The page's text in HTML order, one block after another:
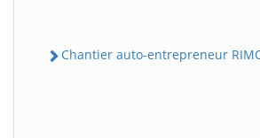
Chantier auto-entrepreneur